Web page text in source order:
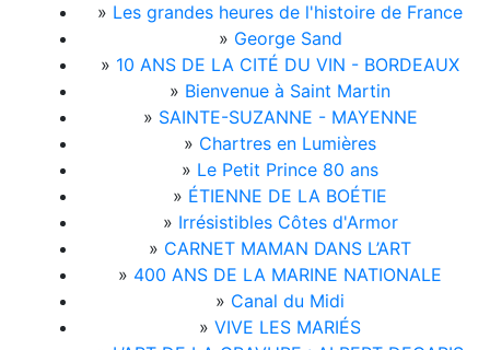
» Les grandes heures de l'histoire de France
» George Sand
» 10 ANS DE LA CITÉ DU VIN - BORDEAUX
» Bienvenue à Saint Martin
» SAINTE-SUZANNE - MAYENNE
» Chartres en Lumières
» Le Petit Prince 80 ans
» ÉTIENNE DE LA BOÉTIE
» Irrésistibles Côtes d'Armor
» CARNET MAMAN DANS L’ART
» 400 ANS DE LA MARINE NATIONALE
» Canal du Midi
» VIVE LES MARIÉS